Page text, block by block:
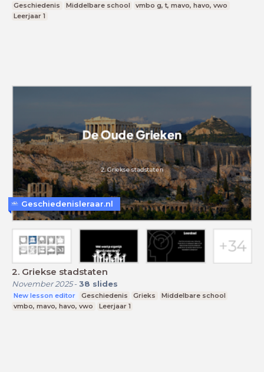
Geschiedenis Middelbare school
vmbo g, t, mavo, havo, vwo
Leerjaar 1
2. Griekse stadstaten
November 2025- 38 slides
New lesson editor Geschiedenis Grieks
Middelbare school
vmbo, mavo, havo, vwo
Leerjaar 1
Geschiedenisleraar.nl